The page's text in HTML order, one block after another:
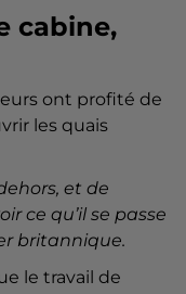
cabine,
ont profité de
les quais
et de
ce qu’il se passe
britannique.
le travail de